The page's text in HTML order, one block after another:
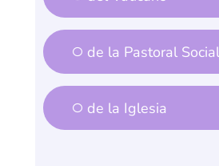
de la Pastoral Social
de la Iglesia